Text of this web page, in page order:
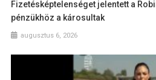
Fizetésképtelenséget jelentett a
pénzükhöz a károsultak
augusztus 6, 2026